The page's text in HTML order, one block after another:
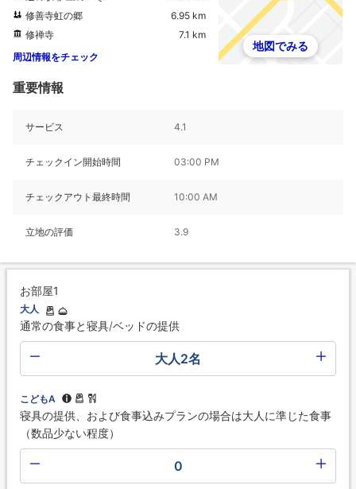
修善寺虹の郷
6.95 km
修禅寺
7.1 km
周辺情報をチェック
地図でみる
重要情報
サービス 4.1
チェックイン開始時間 03:00 PM
チェックアウト最終時間 10:00 AM
立地の評価 3.9
お部屋1
大人
通常の食事と寝具/ベッドの提供
大人2名
こどもA
寝具の提供、および食事込みプランの場合は大人に準じた食事
（数品少ない程度）
0